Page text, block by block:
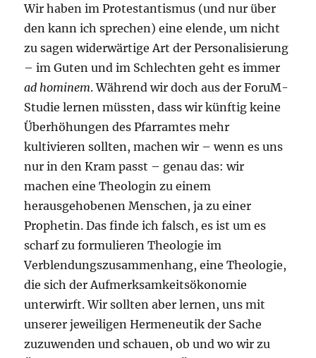
Wir haben im Protestantismus (und nur über
den kann ich sprechen) eine elende, um nicht
zu sagen widerwärtige Art der Personalisierung
– im Guten und im Schlechten geht es immer
ad hominem. Während wir doch aus der ForuM-
Studie lernen müssten, dass wir künftig keine
Überhöhungen des Pfarramtes mehr
kultivieren sollten, machen wir – wenn es uns
nur in den Kram passt – genau das: wir
machen eine Theologin zu einem
herausgehobenen Menschen, ja zu einer
Prophetin. Das finde ich falsch, es ist um es
scharf zu formulieren Theologie im
Verblendungszusammenhang, eine Theologie,
die sich der Aufmerksamkeitsökonomie
unterwirft. Wir sollten aber lernen, uns mit
unserer jeweiligen Hermeneutik der Sache
zuzuwenden und schauen, ob und wo wir zu